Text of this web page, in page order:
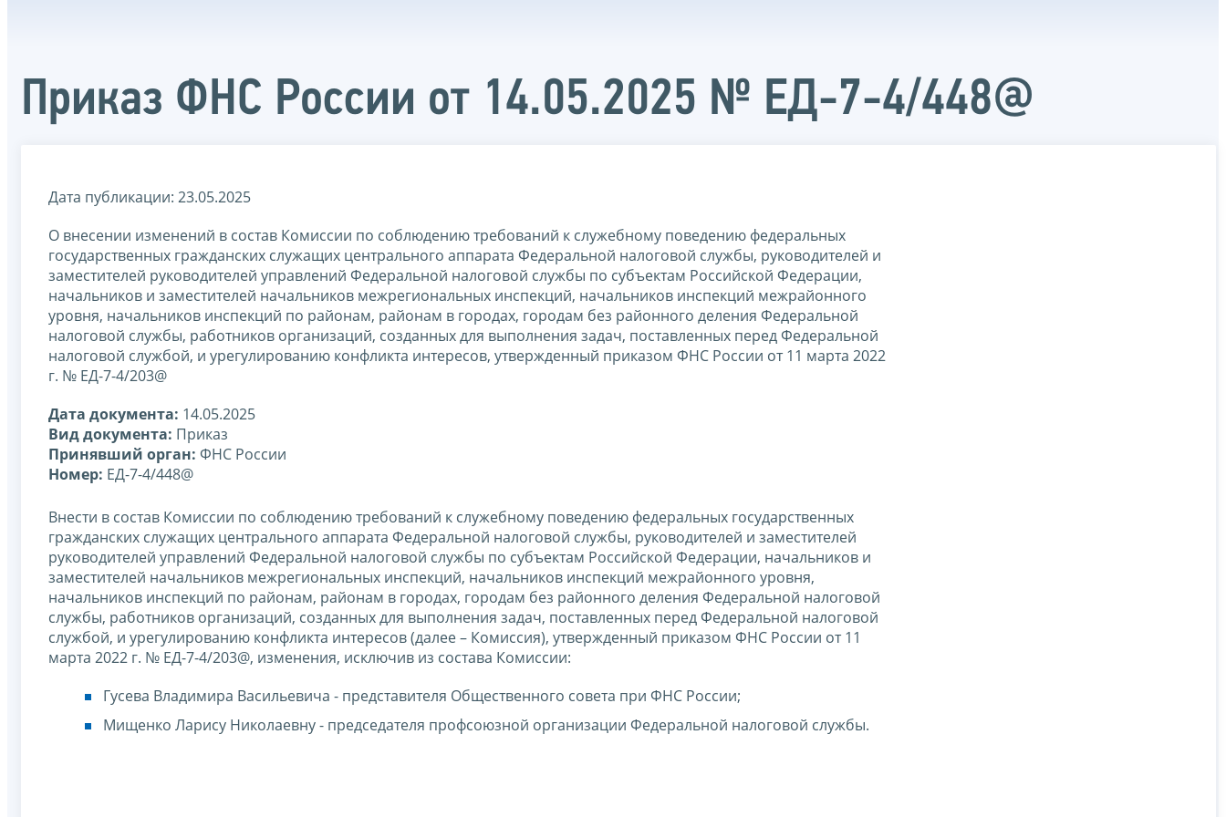
Приказ ФНС России от 14.05.2025 № ЕД-7-4/448@
Дата публикации: 23.05.2025
О внесении изменений в состав Комиссии по соблюдению требований к служебному поведению федеральных
государственных гражданских служащих центрального аппарата Федеральной налоговой службы, руководителей и
заместителей руководителей управлений Федеральной налоговой службы по субъектам Российской Федерации,
начальников и заместителей начальников межрегиональных инспекций, начальников инспекций межрайонного
уровня, начальников инспекций по районам, районам в городах, городам без районного деления Федеральной
налоговой службы, работников организаций, созданных для выполнения задач, поставленных перед Федеральной
налоговой службой, и урегулированию конфликта интересов, утвержденный приказом ФНС России от 11 марта 2022
г. № ЕД-7-4/203@
Дата документа: 14.05.2025
Вид документа: Приказ
Принявший орган: ФНС России
Номер: ЕД-7-4/448@
Внести в состав Комиссии по соблюдению требований к служебному поведению федеральных государственных
гражданских служащих центрального аппарата Федеральной налоговой службы, руководителей и заместителей
руководителей управлений Федеральной налоговой службы по субъектам Российской Федерации, начальников и
заместителей начальников межрегиональных инспекций, начальников инспекций межрайонного уровня,
начальников инспекций по районам, районам в городах, городам без районного деления Федеральной налоговой
службы, работников организаций, созданных для выполнения задач, поставленных перед Федеральной налоговой
службой, и урегулированию конфликта интересов (далее – Комиссия), утвержденный приказом ФНС России от 11
марта 2022 г. № ЕД-7-4/203@, изменения, исключив из состава Комиссии:
Гусева Владимира Васильевича - представителя Общественного совета при ФНС России;
Мищенко Ларису Николаевну - председателя профсоюзной организации Федеральной налоговой службы.